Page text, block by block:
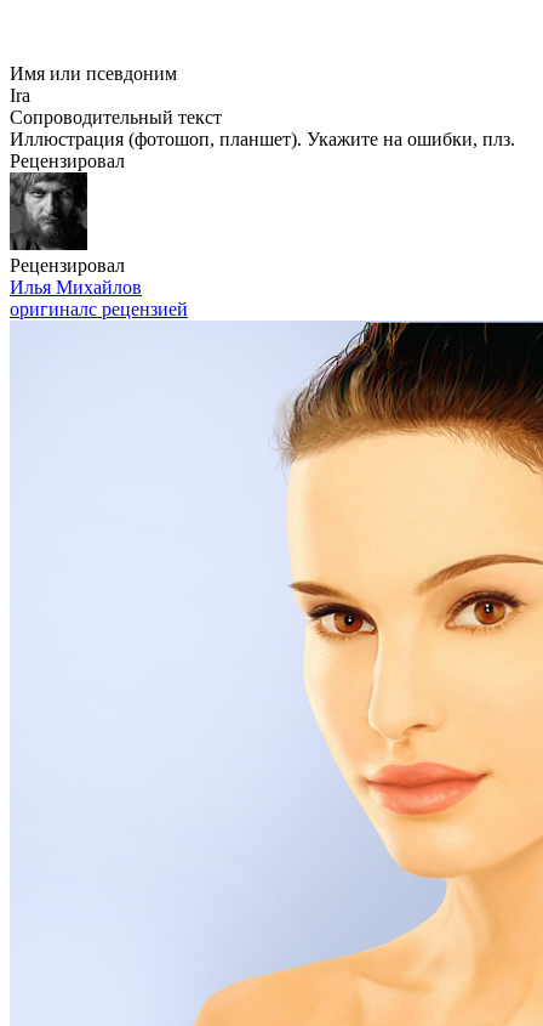
Имя или псевдоним
Ira
Сопроводительный текст
Иллюстрация (фотошоп, планшет). Укажите на ошибки, плз.
Рецензировал
Рецензировал
Илья Михайлов
оригиналс рецензией